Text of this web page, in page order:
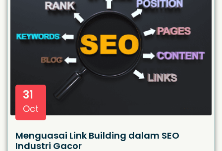
31
Oct
Menguasai Link Building dalam SEO
Industri Gacor